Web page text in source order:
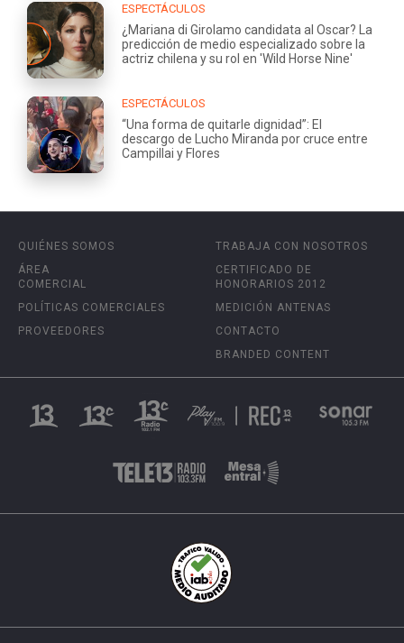
ESPECTÁCULOS
¿Mariana di Girolamo candidata al Oscar? La
predicción de medio especializado sobre la
actriz chilena y su rol en 'Wild Horse Nine'
ESPECTÁCULOS
“Una forma de quitarle dignidad”: El
descargo de Lucho Miranda por cruce entre
Campillai y Flores
QUIÉNES SOMOS
ÁREA
COMERCIAL
POLÍTICAS COMERCIALES
PROVEEDORES
TRABAJA CON NOSOTROS
CERTIFICADO DE
HONORARIOS 2012
MEDICIÓN ANTENAS
CONTACTO
BRANDED CONTENT